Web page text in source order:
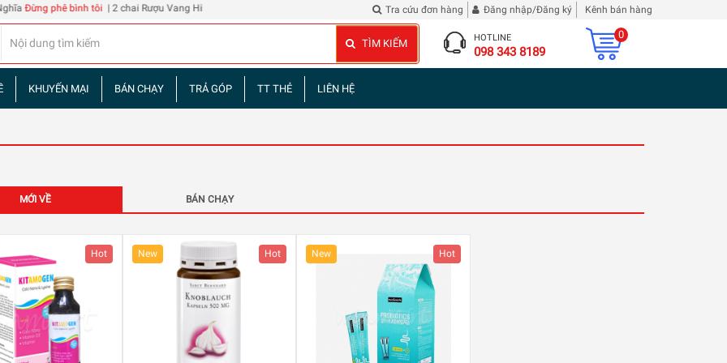
bình tôi | 2 chai Rượu Vang Hibiscus Roselle Tra cứu đơn hàng Đăng nhập/Đăng ký Kênh bán hàng
TÌM KIẾM HOTLINE
098 343 8189
0
KHUYẾN MẠI BÁN CHẠY TRẢ GÓP TT THẺ LIÊN HỆ
MỚI VỀ BÁN CHẠY
Hot New Hot New Hot